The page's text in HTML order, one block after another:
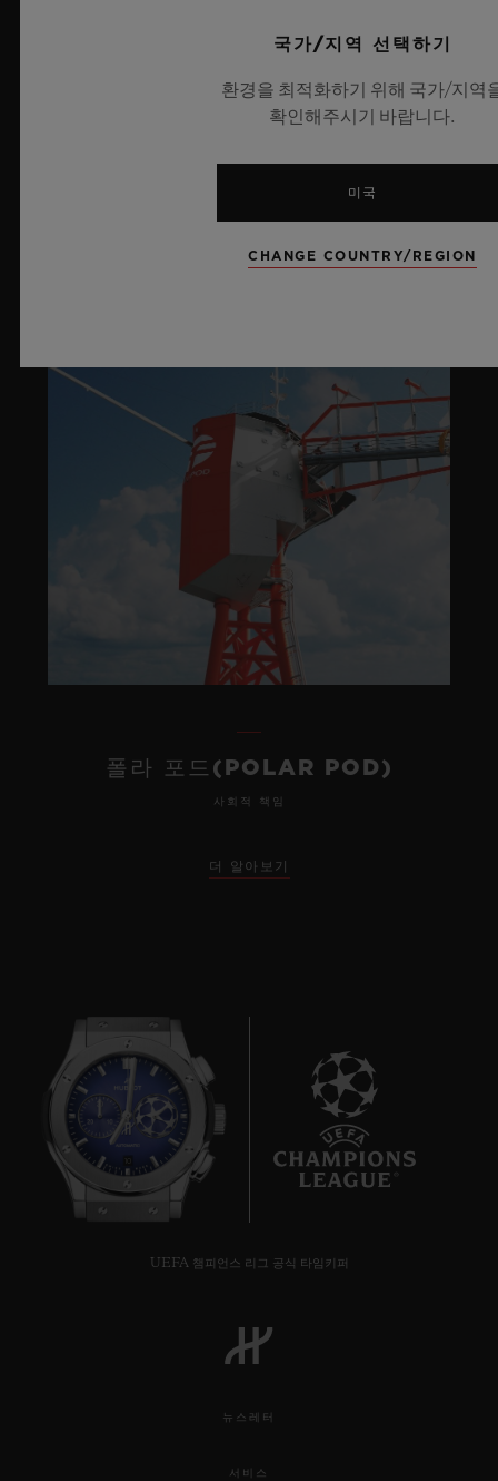
더 알아보기
폴라 포드(POLAR POD)
사회적 책임
더 알아보기
UEFA 챔피언스 리그 공식 타임키퍼
뉴스레터
서비스
국가/지역 선택하기
환경을 최적화하기 위해 국가/지역
확인해주시기 바랍니다.
미국
CHANGE COUNTRY/REGION